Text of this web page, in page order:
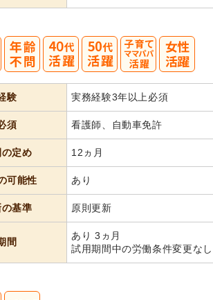
験 実務経験3年以上必須
須 看護師、自動車免許
の定め 12ヵ月
可能性 あり
の基準 原則更新
間
あり 3ヵ月
試用期間中の労働条件変更なし